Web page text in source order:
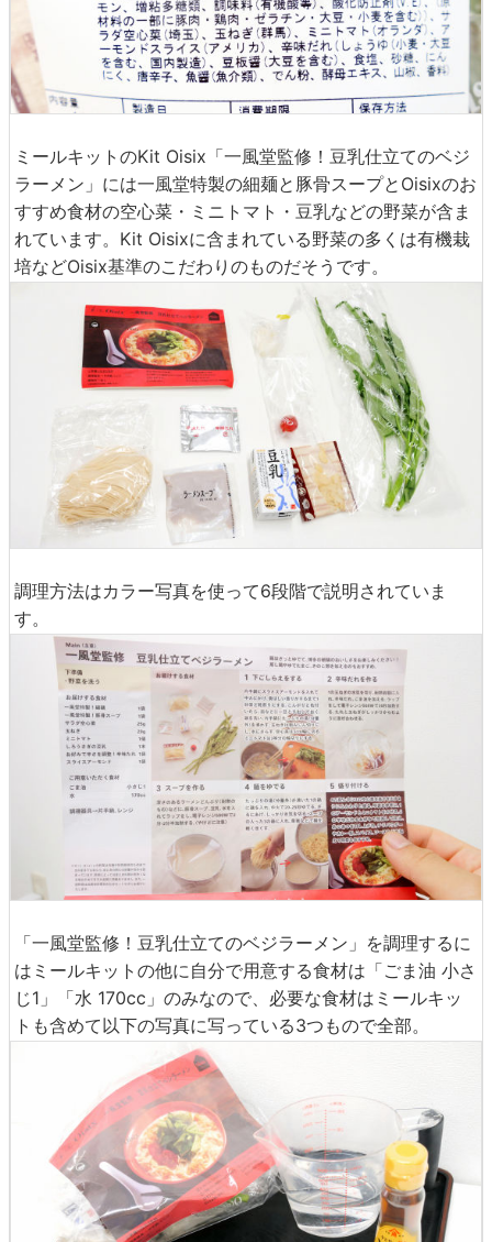
ミールキットのKit Oisix「一風堂監修！豆乳仕立てのベジ
ラーメン」には一風堂特製の細麺と豚骨スープとOisixのお
すすめ食材の空心菜・ミニトマト・豆乳などの野菜が含ま
れています。Kit Oisixに含まれている野菜の多くは有機栽
培などOisix基準のこだわりのものだそうです。
調理方法はカラー写真を使って6段階で説明されていま
す。
「一風堂監修！豆乳仕立てのベジラーメン」を調理するに
はミールキットの他に自分で用意する食材は「ごま油 小さ
じ1」「水 170cc」のみなので、必要な食材はミールキッ
トも含めて以下の写真に写っている3つもので全部。